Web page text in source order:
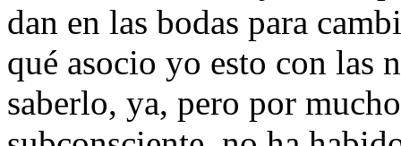
dan en las bodas para
qué asocio yo esto con las
saberlo, ya, pero por